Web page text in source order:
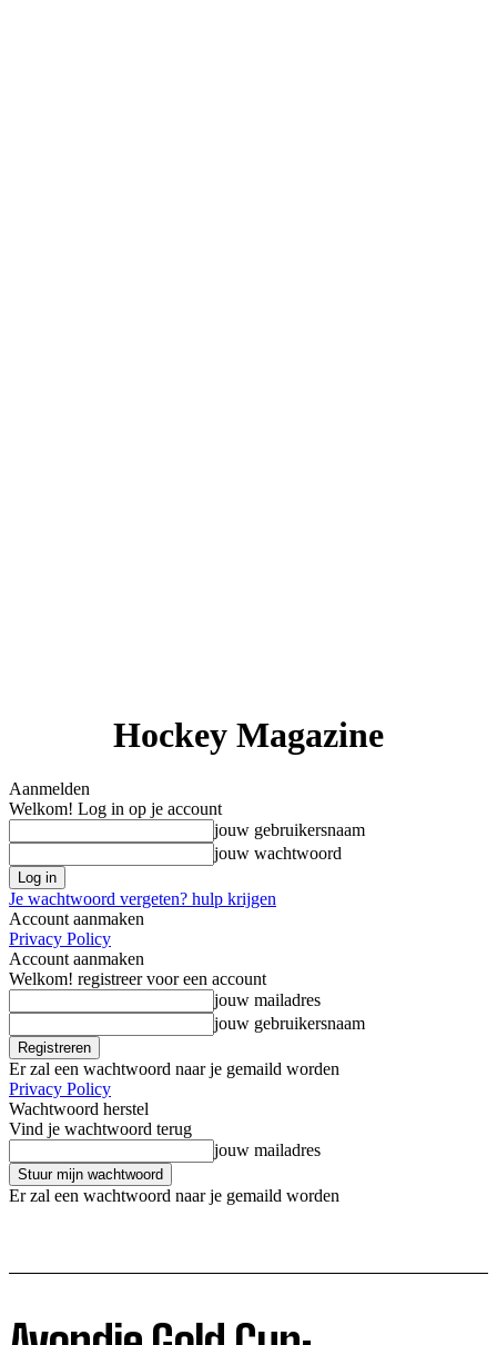
Hockey Magazine
Aanmelden
Welkom! Log in op je account
jouw gebruikersnaam
jouw wachtwoord
Je wachtwoord vergeten? hulp krijgen
Account aanmaken
Privacy Policy
Account aanmaken
Welkom! registreer voor een account
jouw mailadres
jouw gebruikersnaam
Er zal een wachtwoord naar je gemaild worden
Privacy Policy
Wachtwoord herstel
Vind je wachtwoord terug
jouw mailadres
Er zal een wachtwoord naar je gemaild worden